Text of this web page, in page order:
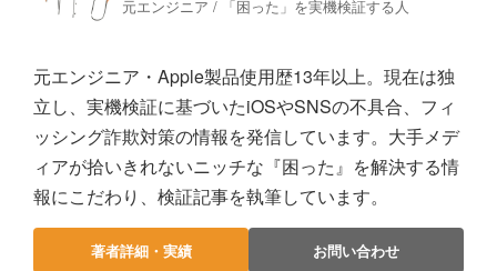
元エンジニア / 「困った」を実機検証する人
元エンジニア・Apple製品使用歴13年以上。現在は独
立し、実機検証に基づいたiOSやSNSの不具合、フィ
ッシング詐欺対策の情報を発信しています。大手メデ
ィアが拾いきれないニッチな『困った』を解決する情
報にこだわり、検証記事を執筆しています。
著者詳細・実績 お問い合わせ